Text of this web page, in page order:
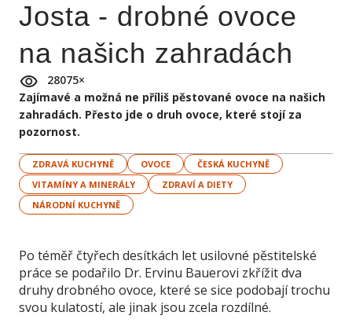
Josta - drobné ovoce
na našich zahradách
28075×
Zajímavé a možná ne příliš pěstované ovoce na našich
zahradách. Přesto jde o druh ovoce, které stojí za
pozornost.
ZDRAVÁ KUCHYNĚ OVOCE
ČESKÁ KUCHYNĚ
VITAMÍNY A MINERÁLY
ZDRAVÍ A DIETY
NÁRODNÍ KUCHYNĚ
Po téměř čtyřech desítkách let usilovné pěstitelské
práce se podařilo Dr. Ervinu Bauerovi zkřížit dva
druhy drobného ovoce, které se sice podobají trochu
svou kulatostí, ale jinak jsou zcela rozdílné.